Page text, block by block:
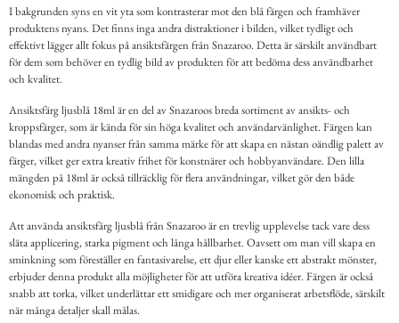
I bakgrunden syns en vit yta som kontrasterar mot den blå färgen och framhäver
produktens nyans. Det finns inga andra distraktioner i bilden, vilket tydligt och
effektivt lägger allt fokus på ansiktsfärgen från Snazaroo. Detta är särskilt användbart
för dem som behöver en tydlig bild av produkten för att bedöma dess användbarhet
och kvalitet.
Ansiktsfärg ljusblå 18ml är en del av Snazaroos breda sortiment av ansikts- och
kroppsfärger, som är kända för sin höga kvalitet och användarvänlighet. Färgen kan
blandas med andra nyanser från samma märke för att skapa en nästan oändlig palett av
färger, vilket ger extra kreativ frihet för konstnärer och hobbyanvändare. Den lilla
mängden på 18ml är också tillräcklig för flera användningar, vilket gör den både
ekonomisk och praktisk.
Att använda ansiktsfärg ljusblå från Snazaroo är en trevlig upplevelse tack vare dess
släta applicering, starka pigment och långa hållbarhet. Oavsett om man vill skapa en
sminkning som föreställer en fantasivarelse, ett djur eller kanske ett abstrakt mönster,
erbjuder denna produkt alla möjligheter för att utföra kreativa idéer. Färgen är också
snabb att torka, vilket underlättar ett smidigare och mer organiserat arbetsflöde, särskilt
när många detaljer skall målas.